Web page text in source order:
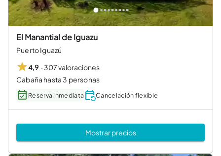
El Manantial de Iguazu
Puerto Iguazú
4,9 · 307 valoraciones
Cabaña hasta 3 personas
Reserva inmediata Cancelación flexible
Mostrar precios